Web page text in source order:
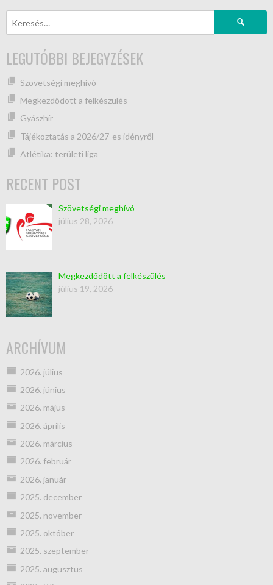
LEGUTÓBBI BEJEGYZÉSEK
Szövetségi meghívó
Megkezdődött a felkészülés
Gyászhír
Tájékoztatás a 2026/27-es idényről
Atlétika: területi liga
RECENT POST
Szövetségi meghívó
július 28, 2026
Megkezdődött a felkészülés
július 19, 2026
ARCHÍVUM
2026. július
2026. június
2026. május
2026. április
2026. március
2026. február
2026. január
2025. december
2025. november
2025. október
2025. szeptember
2025. augusztus